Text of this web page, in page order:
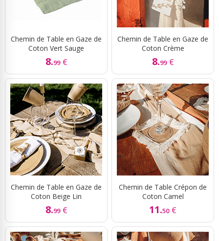
Chemin de Table en Gaze de
Coton Vert Sauge
8.99 €
Chemin de Table en Gaze de
Coton Crème
8.99 €
Chemin de Table en Gaze de
Coton Beige Lin
8.99 €
Chemin de Table Crépon de
Coton Camel
11.50 €